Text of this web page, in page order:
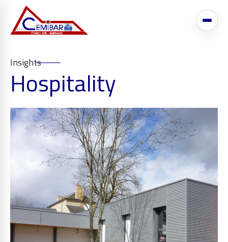
Insights
Hospitality